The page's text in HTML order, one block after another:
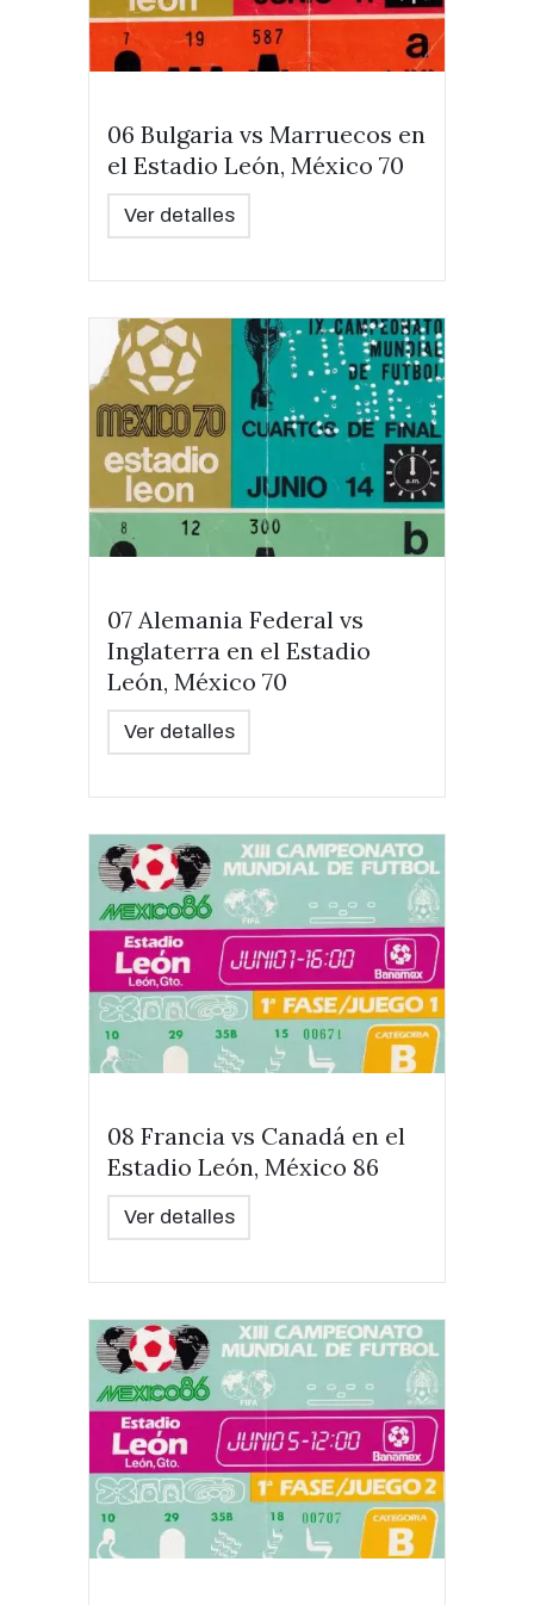
06 Bulgaria vs Marruecos en
el Estadio León, México 70
Ver detalles
07 Alemania Federal vs
Inglaterra en el Estadio
León, México 70
Ver detalles
08 Francia vs Canadá en el
Estadio León, México 86
Ver detalles